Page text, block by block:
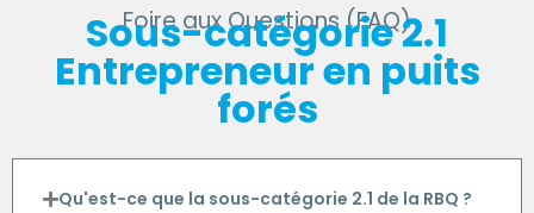
Foire aux Questions (FAQ)
Sous-catégorie 2.1
Entrepreneur en puits
forés
Qu'est-ce que la sous-catégorie 2.1 de la RBQ ?